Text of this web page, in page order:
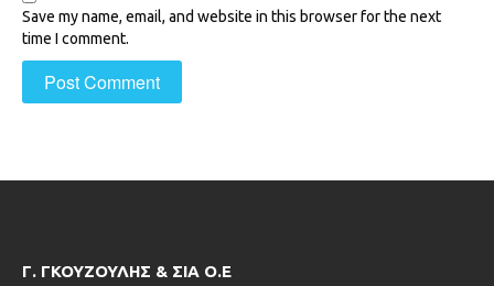
Save my name, email, and website in this browser for the next
time I comment.
Γ. ΓΚΟΥΖΟΥΛΗΣ & ΣΙΑ Ο.Ε